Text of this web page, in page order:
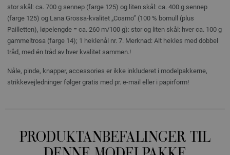
stor skål: ca. 700 g sennep (farge 125) og liten skål: ca. 400 g sennep
(farge 125) og Lana Grossa-kvalitet „Cosmo” (100 % bomull (plus
Pailletten), løpelengde = ca. 260 m/100 g): stor og liten skål: hver ca. 100 g
gammeltrosa (farge 14); 1 heklenål nr. 7. Merknad: Alt hekles med dobbel
tråd, med én tråd av hver kvalitet sammen.!
Nåle, pinde, knapper, accessories er ikke inkluderet i modelpakkerne,
strikkevejledninger følger gratis med pr. e-mail eller i papirform!
PRODUKTANBEFALINGER TIL